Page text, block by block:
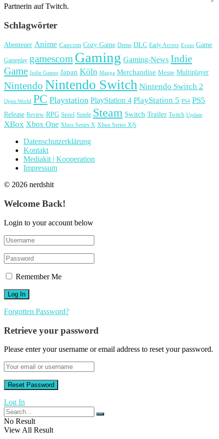
Partnerin auf Twitch.
Schlagwörter
Abenteuer Anime Capcom Cozy Game Demo DLC Early Access Event Game
Gameplay gamescom Gaming Gaming-News Indie
Game Indie Games Japan Köln Manga Merchandise Messe Multiplayer
Nintendo Nintendo Switch Nintendo Switch 2
Open World PC Playstation PlayStation 4 PlayStation 5 PS4 PS5
Release Review RPG Spiel Spiele Steam Switch Trailer Twitch Update
XBox Xbox One Xbox Series X Xbox Series X|S
Datenschutzerklärung
Kontakt
Mediakit | Kooperation
Impressum
© 2026 nerdshit
Welcome Back!
Login to your account below
Remember Me
Forgotten Password?
Retrieve your password
Please enter your username or email address to reset your password.
Log In
No Result
View All Result